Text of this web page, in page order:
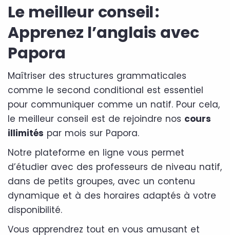
Le meilleur conseil :
Apprenez l’anglais avec
Papora
Maîtriser des structures grammaticales
comme le second conditional est essentiel
pour communiquer comme un natif. Pour cela,
le meilleur conseil est de rejoindre nos cours
illimités par mois sur Papora.
Notre plateforme en ligne vous permet
d’étudier avec des professeurs de niveau natif,
dans de petits groupes, avec un contenu
dynamique et à des horaires adaptés à votre
disponibilité.
Vous apprendrez tout en vous amusant et